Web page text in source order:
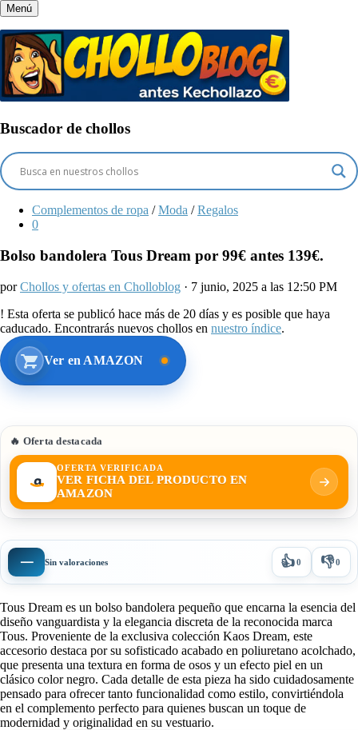
Menú
Buscador de chollos
Complementos de ropa / Moda / Regalos
0
Bolso bandolera Tous Dream por 99€ antes 139€.
porChollos y ofertas en Cholloblog · 7 junio, 2025 a las 12:50 PM
! Esta oferta se publicó hace más de 20 días y es posible que haya
caducado. Encontrarás nuevos chollos en nuestro índice.
Ver en AMAZON
🔥 Oferta destacada
OFERTA VERIFICADA
VER FICHA DEL PRODUCTO EN
AMAZON
— Sin valoraciones 👍0 👎0
Tous Dream es un bolso bandolera pequeño que encarna la esencia del
diseño vanguardista y la elegancia discreta de la reconocida marca
Tous. Proveniente de la exclusiva colección Kaos Dream, este
accesorio destaca por su sofisticado acabado en poliuretano acolchado,
que presenta una textura en forma de osos y un efecto piel en un
clásico color negro. Cada detalle de esta pieza ha sido cuidadosamente
pensado para ofrecer tanto funcionalidad como estilo, convirtiéndola
en el complemento perfecto para quienes buscan un toque de
modernidad y originalidad en su vestuario.